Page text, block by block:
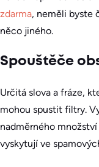
zdarma, neměli byste
něco jiného.
Spouštěče
Určitá slova a fráze,
mohou spustit filtry.
nadměrného
vyskytují ve